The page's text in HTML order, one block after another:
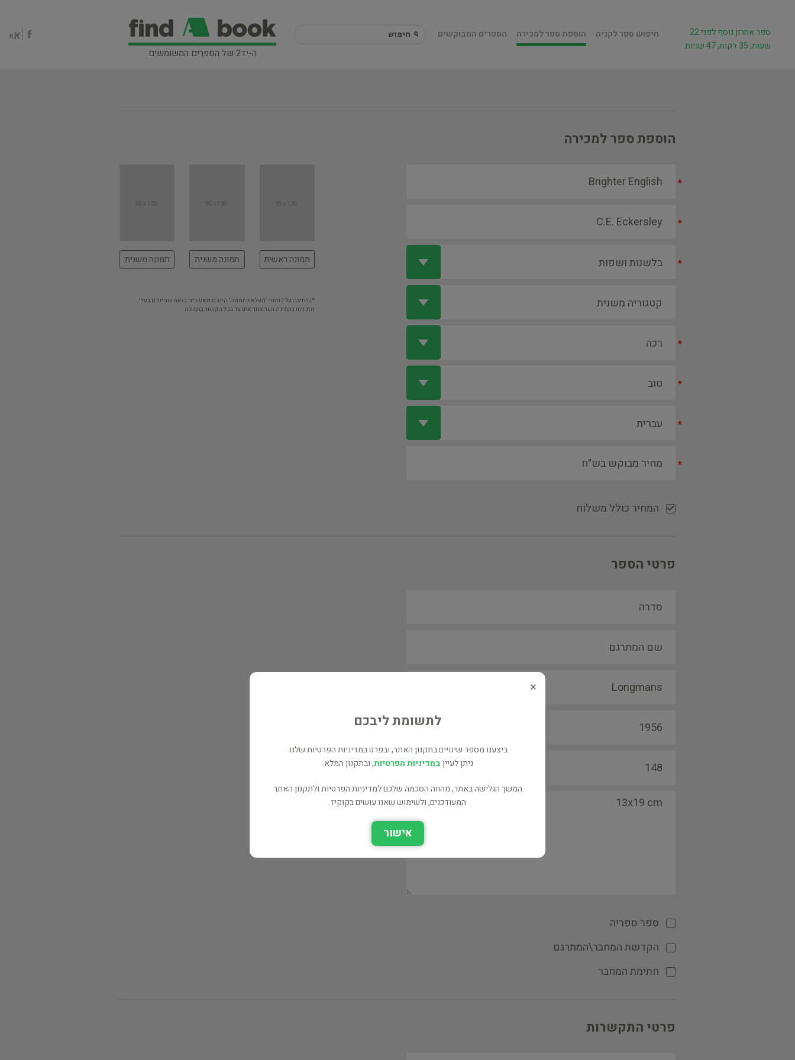
ה-יד2 של הספרים המשומשים
חיפוש ספר לקניה הוספת ספר למכירה הספרים המבוקשים
ספר אחרון נוסף לפני 22
שעות, 35 דקות, 47 שניות
הוספת ספר למכירה
*
*
*
*
*
*
*
המחיר כולל משלוח
תמונה ראשית תמונה משנית תמונה משנית
*בלחיצה על כפתור 'העלאת תמונה' הינכם מאשרים בזאת שהינכם בעלי
הזכויות בתמונה ושהאתר אינו צד בכל הקשור בתמונה
פרטי הספר
ספר ספריה
הקדשת המחבר\המתרגם
חתימת המחבר
פרטי התקשרות
×
לתשומת ליבכם
ביצענו מספר שינויים בתקנון האתר, ובפרט במדיניות הפרטיות שלנו.
ניתן לעייןבמדיניות הפרטיות, ובתקנון המלא.
המשך הגלישה באתר, מהווה הסכמה שלכם למדיניות הפרטיות ולתקנון האתר
המעודכנים, ולשימוש שאנו עושים בקוקיז.
אישור